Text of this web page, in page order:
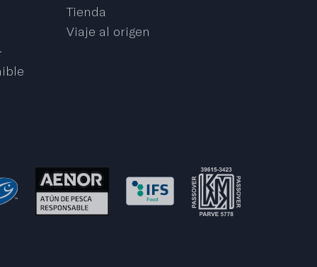
Tienda
Viaje al origen